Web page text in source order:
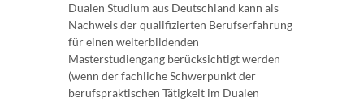
Dualen Studium aus Deutschland kann als
Nachweis der qualifizierten Berufserfahrung
für einen weiterbildenden
Masterstudiengang berücksichtigt werden
(wenn der fachliche Schwerpunkt der
berufspraktischen Tätigkeit im Dualen